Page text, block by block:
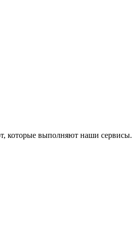
которые выполняют наши сервисы.